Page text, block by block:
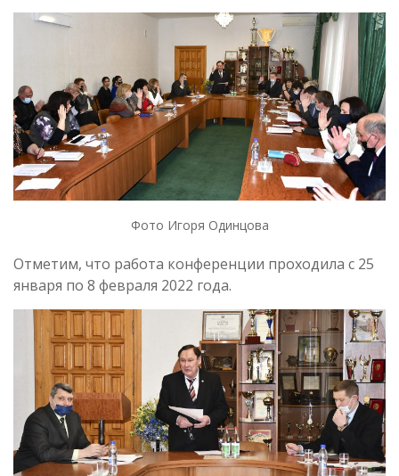
Фото Игоря Одинцова
Отметим, что работа конференции проходила с 25
января по 8 февраля 2022 года.